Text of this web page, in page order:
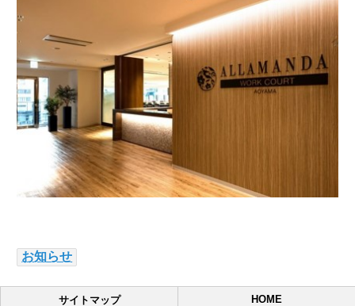
お知らせ
サイトマップ HOME